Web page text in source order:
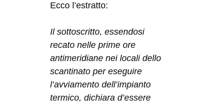
Ecco l’estratto:
Il sottoscritto, essendosi
recato nelle prime ore
antimeridiane nei locali dello
scantinato per eseguire
l’avviamento dell’impianto
termico, dichiara d’essere